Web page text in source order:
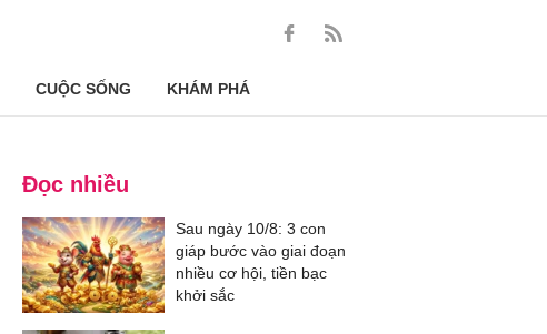
CUỘC SỐNG KHÁM PHÁ
Đọc nhiều
Sau ngày 10/8: 3 con
giáp bước vào giai đoạn
nhiều cơ hội, tiền bạc
khởi sắc